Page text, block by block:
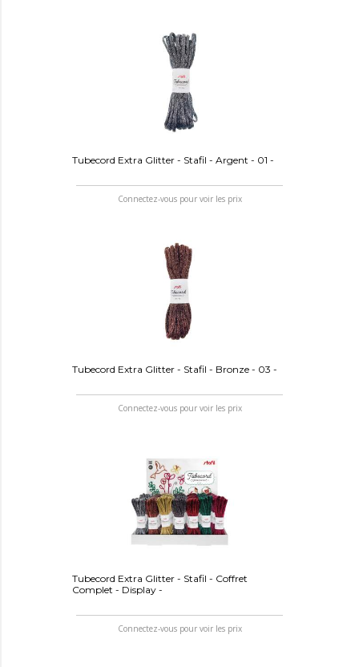
Tubecord Extra Glitter - Stafil - Argent - 01 -
Connectez-vous pour voir les prix
Tubecord Extra Glitter - Stafil - Bronze - 03 -
Connectez-vous pour voir les prix
Tubecord Extra Glitter - Stafil - Coffret
Complet - Display -
Connectez-vous pour voir les prix